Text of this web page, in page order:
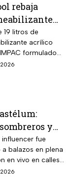
rebaja
IMPAC de 19
rápido
con hasta
19 litros de
acrílico
formulado
resinas
y ladrillos,
fórmula libre de
inflamable.
y
MZ, las
investigan
del
fue
a balazos en plena
en vivo en calles
Sinaloa.